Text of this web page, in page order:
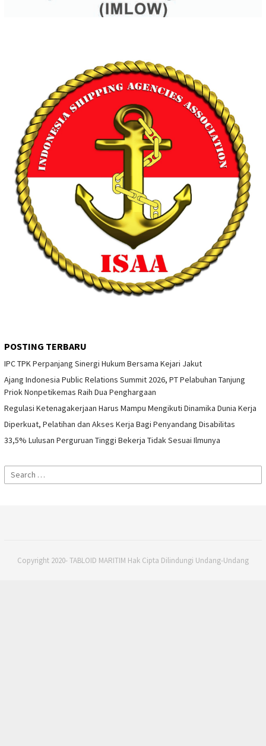
POSTING TERBARU
IPC TPK Perpanjang Sinergi Hukum Bersama Kejari Jakut
Ajang Indonesia Public Relations Summit 2026, PT Pelabuhan Tanjung
Priok Nonpetikemas Raih Dua Penghargaan
Regulasi Ketenagakerjaan Harus Mampu Mengikuti Dinamika Dunia Kerja
Diperkuat, Pelatihan dan Akses Kerja Bagi Penyandang Disabilitas
33,5% Lulusan Perguruan Tinggi Bekerja Tidak Sesuai Ilmunya
Search
for:
Copyright 2020- TABLOID MARITIM Hak Cipta Dilindungi Undang-Undang